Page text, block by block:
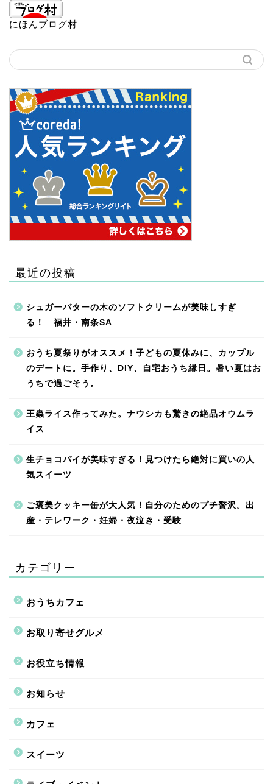
にほんブログ村
最近の投稿
シュガーバターの木のソフトクリームが美味しすぎ
る！ 福井・南条SA
おうち夏祭りがオススメ！子どもの夏休みに、カップル
のデートに。手作り、DIY、自宅おうち縁日。暑い夏はお
うちで過ごそう。
王蟲ライス作ってみた。ナウシカも驚きの絶品オウムラ
イス
生チョコパイが美味すぎる！見つけたら絶対に買いの人
気スイーツ
ご褒美クッキー缶が大人気！自分のためのプチ贅沢。出
産・テレワーク・妊婦・夜泣き・受験
カテゴリー
おうちカフェ
お取り寄せグルメ
お役立ち情報
お知らせ
カフェ
スイーツ